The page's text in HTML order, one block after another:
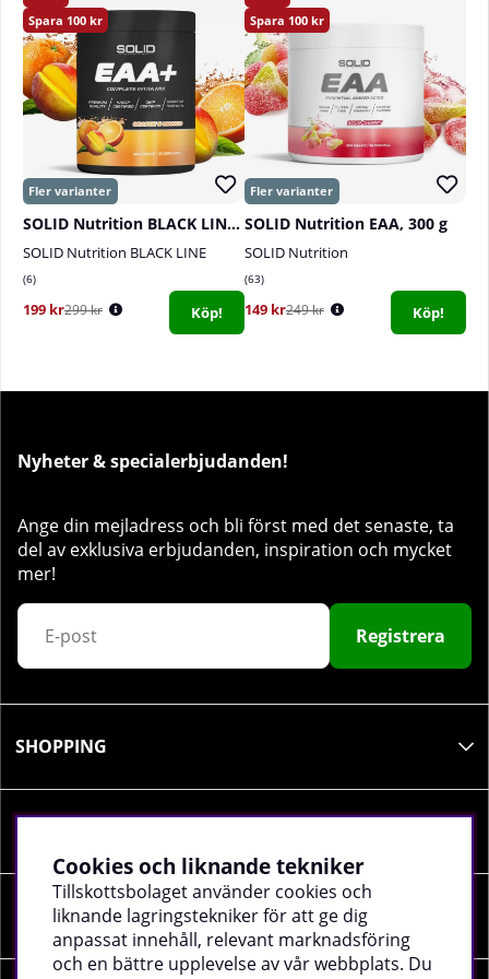
100
SOLID Nutrition BLACK LINE EAA+, 440 g
SOLID Nutrition BLACK LINE
6
199 kr299 kr Köp!
100
SOLID Nutrition EAA, 300 g
SOLID Nutrition
63
149 kr249 kr Köp!
Nyheter & specialerbjudanden!
Ange din mejladress och bli först med det senaste, ta
del av exklusiva erbjudanden, inspiration och mycket
mer!
Registrera
SHOPPING
SOCIALA MEDIER
Cookies och liknande tekniker
Tillskottsbolaget använder cookies och
liknande lagringstekniker för att ge dig
anpassat innehåll, relevant marknadsföring
och en bättre upplevelse av vår webbplats. Du